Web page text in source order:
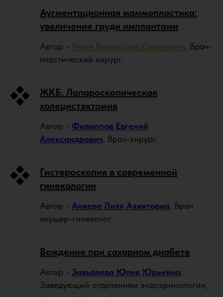
Аугментационная маммопластика:
увеличение груди имплантами
Автор - Чжен Владислав Сергеевич. Врач-
пластический хирург.
ЖКБ. Лапароскопическая
холецистэктомия
Автор - Филиппов Евгений
Александрович. Врач-хирург.
Гистероскопия в современной
гинекологии
Автор - Акиева Лиля Ахиятовна. Врач
акушер-гинеколог.
Вождение при сахарном диабете
Автор - Завьялова Юлия Юрьевна.
Заведующий отделением эндокринологии,